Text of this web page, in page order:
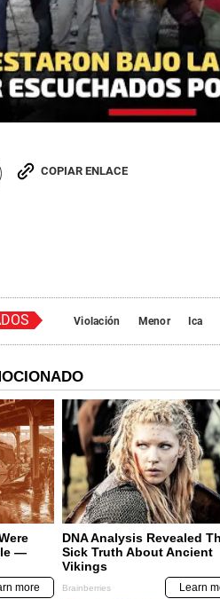
COPIAR ENLACE
Violación Menor Ica